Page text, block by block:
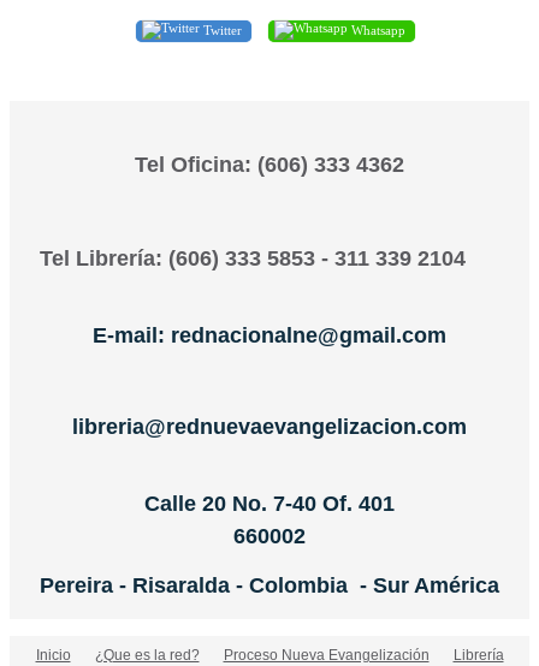
Twitter Whatsapp
Tel Oficina: (606) 333 4362
Tel Librería: (606) 333 5853 - 311 339 2104
E-mail: rednacionalne@gmail.com
libreria@rednuevaevangelizacion.com
Calle 20 No. 7-40 Of. 401
660002
Pereira - Risaralda - Colombia - Sur América
Inicio ¿Que es la red? Proceso Nueva Evangelización Librería